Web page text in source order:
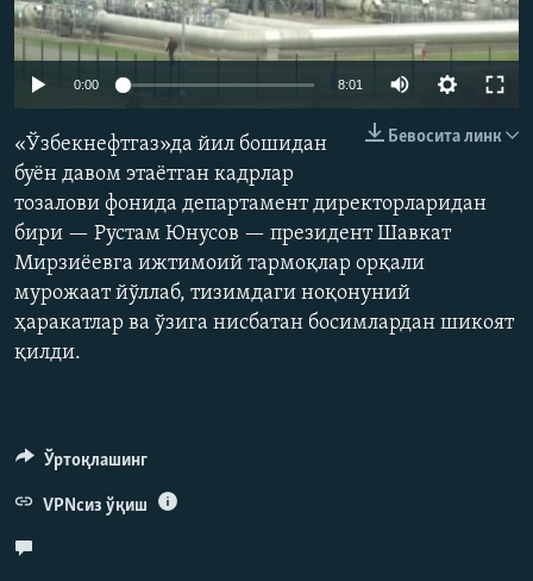
Auto 240p 360p 480p
1080p
0:00 8:01
480p
1080p
Бевосита линк
«Ўзбекнефтгаз»да йил бошидан
буён давом этаётган кадрлар
тозалови фонида департамент директорларидан
бири — Рустам Юнусов — президент Шавкат
Мирзиёевга ижтимоий тармоқлар орқали
мурожаат йўллаб, тизимдаги ноқонуний
ҳаракатлар ва ўзига нисбатан босимлардан шикоят
қилди.
Ўртоқлашинг
VPNсиз ўқиш